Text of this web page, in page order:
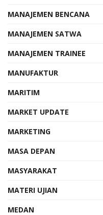
MANAJEMEN BENCANA
MANAJEMEN SATWA
MANAJEMEN TRAINEE
MANUFAKTUR
MARITIM
MARKET UPDATE
MARKETING
MASA DEPAN
MASYARAKAT
MATERI UJIAN
MEDAN